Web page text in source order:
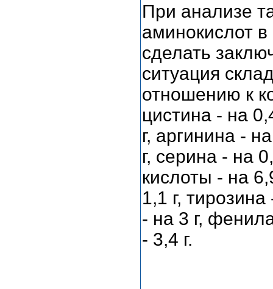
При анализе
аминокислот
сделать
ситуация
отношению к
цистина - на
г, аргинина -
г, серина - на
кислоты - на
1,1 г,
- на 3 г,
- 3,4 г.